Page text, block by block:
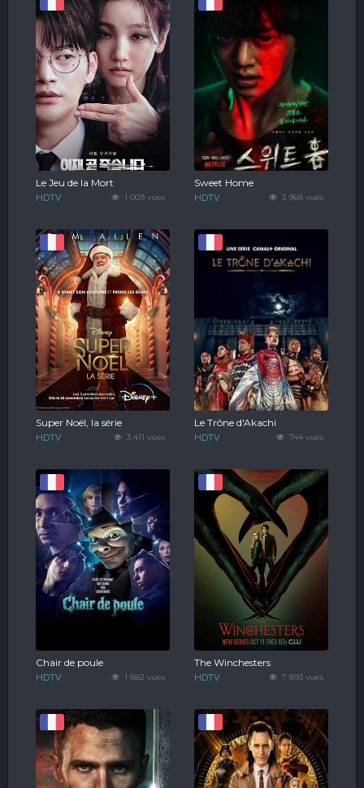
1 009 vues
Le Jeu de la Mort
HDTV 3 968 vues
Sweet Home
HDTV
3 411 vues
Super Noël, la série
HDTV 744 vues
Le Trône d'Akachi
HDTV
1 882 vues
Chair de poule
HDTV 7 893 vues
The Winchesters
HDTV